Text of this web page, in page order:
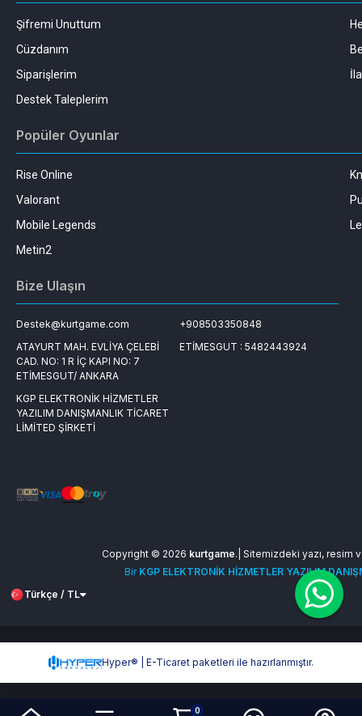
0
Şifremi Unuttum
Cüzdanım
Siparişlerim
Destek Taleplerim
Popüler Oyunlar
Rise Online
Valorant
Mobile Legends
Metin2
Bize Ulaşın
Destek@kurtgame.com
+908503350848
ATAYURT MAH. EVLİYA ÇELEBİ
CAD. NO: 1 R İÇ KAPI NO: 7
ETİMESGUT/ ANKARA
ETİMESGUT : 5482443924
KGP ELEKTRONİK HİZMETLER
YAZILIM DANIŞMANLIK TİCARET
LİMİTED ŞİRKETİ
Copyright © 2026 kurtgame.| Sitemizdeki yazı, resim
Bir KGP ELEKTRONİK HİZMETLER YAZILIM
Türkçe / TL
Hyper® | E-Ticaret paketleri ile hazırlanmıştır.